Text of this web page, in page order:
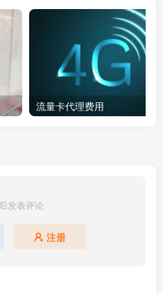
流量卡代理费用
发表评论
注册